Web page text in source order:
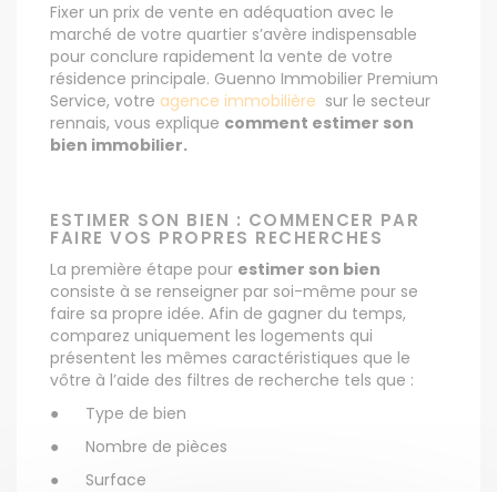
Fixer un prix de vente en adéquation avec le
marché de votre quartier s’avère indispensable
pour conclure rapidement la vente de votre
résidence principale. Guenno Immobilier Premium
Service, votre agence immobilière sur le secteur
rennais, vous explique comment estimer son
bien immobilier.
ESTIMER SON BIEN : COMMENCER PAR
FAIRE VOS PROPRES RECHERCHES
La première étape pour estimer son bien
consiste à se renseigner par soi-même pour se
faire sa propre idée. Afin de gagner du temps,
comparez uniquement les logements qui
présentent les mêmes caractéristiques que le
vôtre à l’aide des filtres de recherche tels que :
●
Type de bien
●
Nombre de pièces
●
Surface